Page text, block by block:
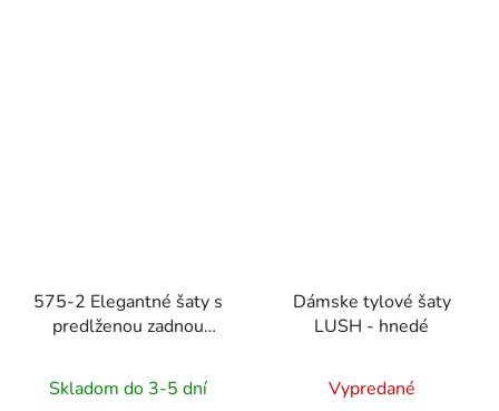
575-2 Elegantné šaty s
predlženou zadnou
Skladom do 3-5 dní
Dámske tylové šaty
LUSH - hnedé
Vypredané